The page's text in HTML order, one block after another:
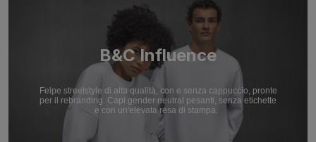
B&C Influence
Felpe streetstyle di alta qualità, con e senza cappuccio, pronte
per il rebranding. Capi gender neutral pesanti, senza etichette
e con un'elevata resa di stampa.